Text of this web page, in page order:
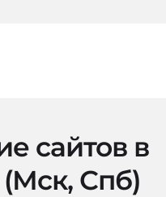
сайтов в
Спб)